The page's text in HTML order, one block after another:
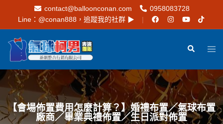
contact@balloonconan.com
0958083728
Line： @conan888 ，追蹤我的社群 ▶︎
【會場佈置費用怎麼計算？】婚禮布置／氣球布置
廠商／畢業典禮佈置／生日派對佈置